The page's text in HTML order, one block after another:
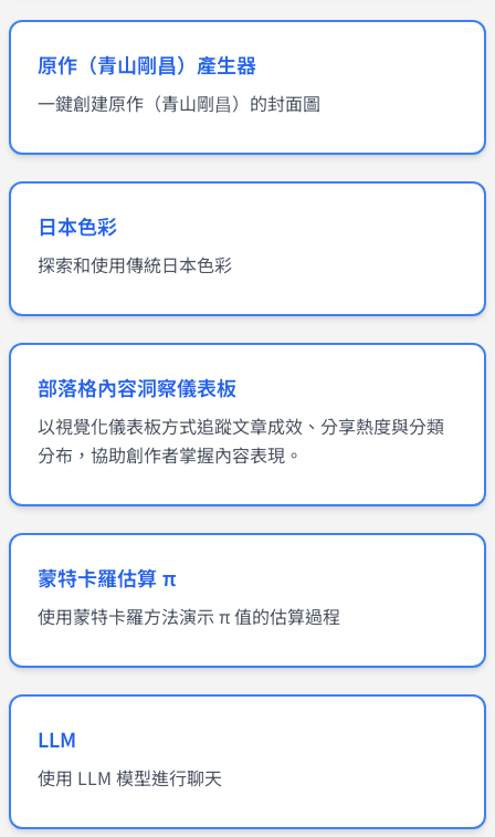
原作（青山剛昌）產生器
一鍵創建原作（青山剛昌）的封面圖
日本色彩
探索和使用傳統日本色彩
部落格內容洞察儀表板
以視覺化儀表板方式追蹤文章成效、分享熱度與分類
分布，協助創作者掌握內容表現。
蒙特卡羅估算 π
使用蒙特卡羅方法演示 π 值的估算過程
LLM
使用 LLM 模型進行聊天